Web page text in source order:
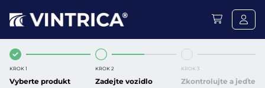
KROK 1
Vyberte produkt
KROK 2
Zadejte vozidlo
KROK 3
Zkontrolujte a jeďte